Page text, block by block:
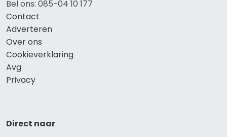
Bel ons: 085-04 10 177
Contact
Adverteren
Over ons
Cookieverklaring
Avg
Privacy
Direct naar